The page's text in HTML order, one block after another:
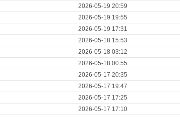
2026-05-19 20:59
2026-05-19 19:55
2026-05-19 17:31
2026-05-18 15:53
2026-05-18 03:12
2026-05-18 00:55
2026-05-17 20:35
2026-05-17 19:47
2026-05-17 17:25
2026-05-17 17:10